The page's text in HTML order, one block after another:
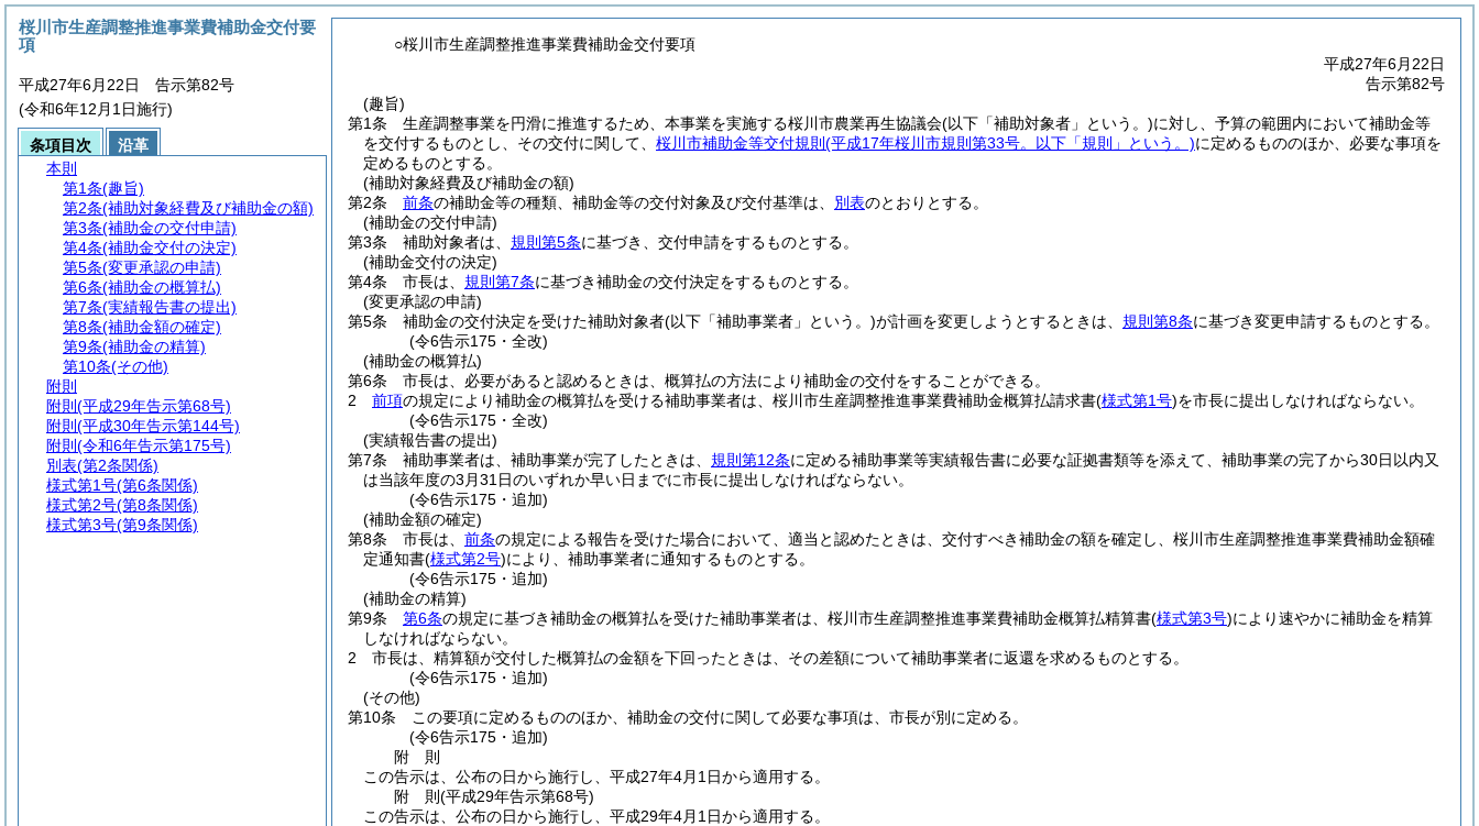
○桜川市生産調整推進事業費補助金交付要項
平成27年6月22日
告示第82号
(趣旨)
第1条
生産調整事業を円滑に推進するため、本事業を実施する桜川市農業再生協議会(以下「補助対象者」という。)に対し、予算の範囲内において補助金等
を交付するものとし、その交付に関して、 桜川市補助金等交付規則 (平成17年桜川市規則第33号。以下「規則」という。)に定めるもののほか、必要な事項を
定めるものとする。
(補助対象経費及び補助金の額)
第2条
前条の補助金等の種類、補助金等の交付対象及び交付基準は、 別表のとおりとする。
(補助金の交付申請)
第3条
補助対象者は、 規則第5条に基づき、交付申請をするものとする。
(補助金交付の決定)
第4条
市長は、 規則第7条に基づき補助金の交付決定をするものとする。
(変更承認の申請)
第5条
補助金の交付決定を受けた補助対象者(以下「補助事業者」という。)が計画を変更しようとするときは、 規則第8条に基づき変更申請するものとする。
(令6告示175・全改)
(補助金の概算払)
第6条
市長は、必要があると認めるときは、概算払の方法により補助金の交付をすることができる。
2
前項の規定により補助金の概算払を受ける補助事業者は、桜川市生産調整推進事業費補助金概算払請求書(様式第1号)を市長に提出しなければならない。
(令6告示175・全改)
(実績報告書の提出)
第7条
補助事業者は、補助事業が完了したときは、 規則第12条に定める補助事業等実績報告書に必要な証拠書類等を添えて、補助事業の完了から30日以内又
は当該年度の3月31日のいずれか早い日までに市長に提出しなければならない。
(令6告示175・追加)
(補助金額の確定)
第8条
市長は、 前条の規定による報告を受けた場合において、適当と認めたときは、交付すべき補助金の額を確定し、桜川市生産調整推進事業費補助金額確
定通知書(様式第2号)により、補助事業者に通知するものとする。
(令6告示175・追加)
(補助金の精算)
第9条
第6条の規定に基づき補助金の概算払を受けた補助事業者は、桜川市生産調整推進事業費補助金概算払精算書(様式第3号)により速やかに補助金を精算
しなければならない。
2
市長は、精算額が交付した概算払の金額を下回ったときは、その差額について補助事業者に返還を求めるものとする。
(令6告示175・追加)
(その他)
第10条
この要項に定めるもののほか、補助金の交付に関して必要な事項は、市長が別に定める。
(令6告示175・追加)
附 則
この告示は、公布の日から施行し、平成27年4月1日から適用する。
附 則(平成29年告示第68号)
この告示は、公布の日から施行し、平成29年4月1日から適用する。
桜川市生産調整推進事業費補助金交付要
項
平成27年6月22日 告示第82号
(令和6年12月1日施行)
条項目次
沿革
本則
第1条(趣旨)
第2条(補助対象経費及び補助金の額)
第3条(補助金の交付申請)
第4条(補助金交付の決定)
第5条(変更承認の申請)
第6条(補助金の概算払)
第7条(実績報告書の提出)
第8条(補助金額の確定)
第9条(補助金の精算)
第10条(その他)
附則
附則 (平成29年告示第68号)
附則 (平成30年告示第144号)
附則 (令和6年告示第175号)
別表(第2条関係)
様式第1号(第6条関係)
様式第2号(第8条関係)
様式第3号(第9条関係)